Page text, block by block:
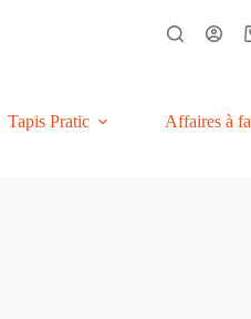
Tapis Pratic Affaires à